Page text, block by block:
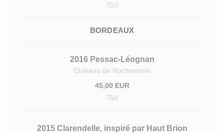
75cl
BORDEAUX
2016 Pessac-Léognan
Château de Rochemorin
45,00 EUR
75cl
2015 Clarendelle, inspiré par Haut Brion